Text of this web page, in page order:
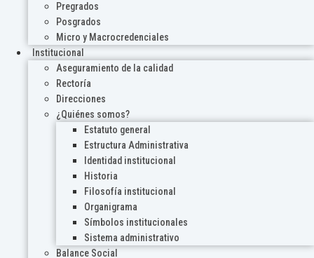
Pregrados
Posgrados
Micro y Macrocredenciales
Institucional
Aseguramiento de la calidad
Rectoría
Direcciones
¿Quiénes somos?
Estatuto general
Estructura Administrativa
Identidad institucional
Historia
Filosofía institucional
Organigrama
Símbolos institucionales
Sistema administrativo
Balance Social